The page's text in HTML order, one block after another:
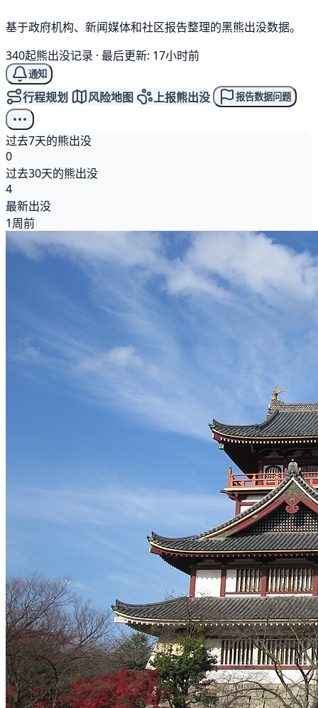
基于政府机构、新闻媒体和社区报告整理的黑熊出没数据。
340起熊出没记录 · 最后更新: 17小时前
通知
行程规划 风险地图 上报熊出没 报告数据问题
过去7天的熊出没
0
过去30天的熊出没
4
最新出没
1周前